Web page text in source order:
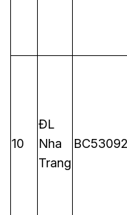
10
ĐL
Nha
Trang